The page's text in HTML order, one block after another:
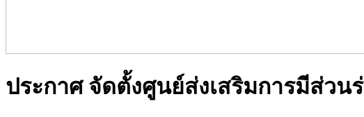
ประกาศ จัดตั้งศูนย์ส่งเสริมการมีส่วน